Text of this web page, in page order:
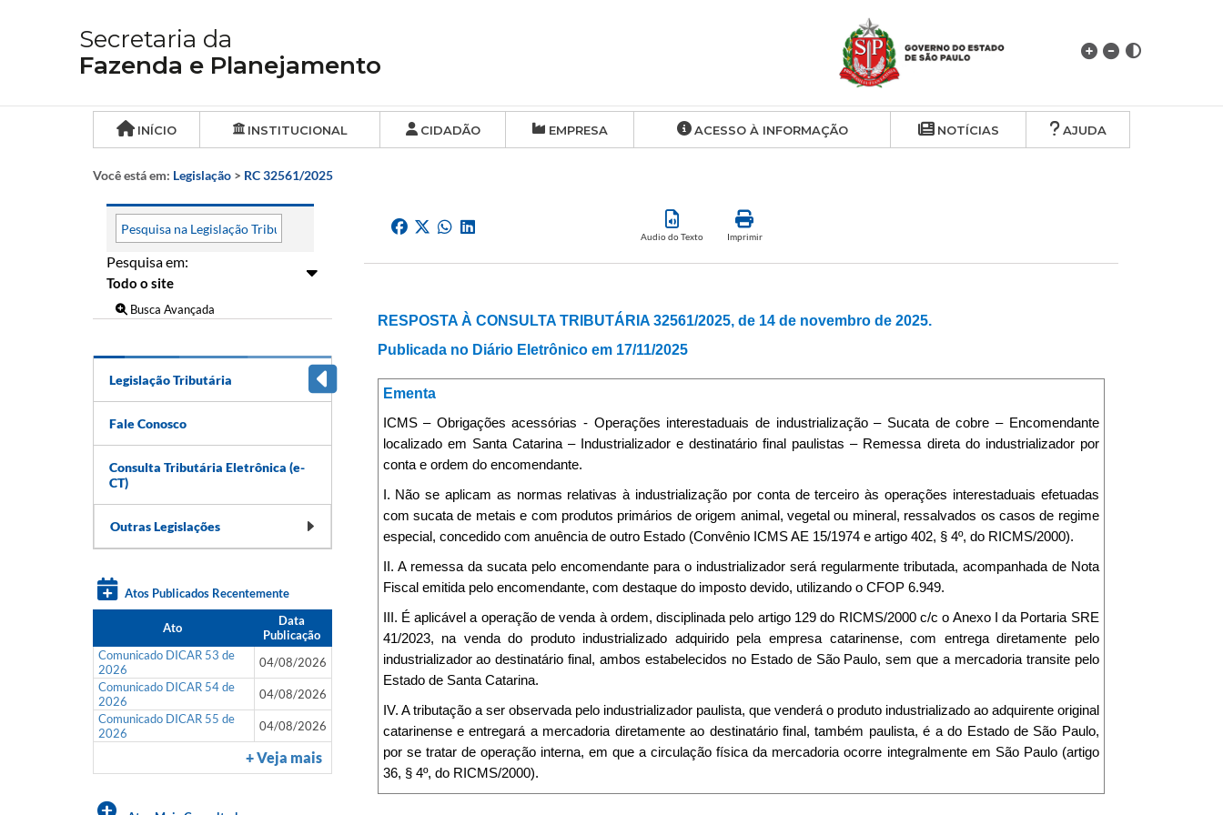
Secretaria da
Fazenda e Planejamento
INÍCIO INSTITUCIONAL CIDADÃO EMPRESA ACESSO À INFORMAÇÃO NOTÍCIAS AJUDA
Você está em: Legislação > RC 32561/2025
Pesquisa em:
Busca Avançada
Legislação Tributária
Fale Conosco
Consulta Tributária Eletrônica (e-
CT)
Outras Legislações
Atos Publicados Recentemente
Ato
Data
Publicação
Comunicado DICAR 53 de
2026
04/08/2026
Comunicado DICAR 54 de
2026
04/08/2026
Comunicado DICAR 55 de
2026
04/08/2026
+ Veja mais
Audio do Texto Imprimir
RESPOSTA À CONSULTA TRIBUTÁRIA 32561/2025, de 14 de novembro de 2025.
Publicada no Diário Eletrônico em 17/11/2025
Ementa
ICMS – Obrigações acessórias - Operações interestaduais de industrialização – Sucata de cobre – Encomendante
localizado em Santa Catarina – Industrializador e destinatário final paulistas – Remessa direta do industrializador por
conta e ordem do encomendante.
I. Não se aplicam as normas relativas à industrialização por conta de terceiro às operações interestaduais efetuadas
com sucata de metais e com produtos primários de origem animal, vegetal ou mineral, ressalvados os casos de regime
especial, concedido com anuência de outro Estado (Convênio ICMS AE 15/1974 e artigo 402, § 4º, do RICMS/2000).
II. A remessa da sucata pelo encomendante para o industrializador será regularmente tributada, acompanhada de Nota
Fiscal emitida pelo encomendante, com destaque do imposto devido, utilizando o CFOP 6.949.
III. É aplicável a operação de venda à ordem, disciplinada pelo artigo 129 do RICMS/2000 c/c o Anexo I da Portaria SRE
41/2023, na venda do produto industrializado adquirido pela empresa catarinense, com entrega diretamente pelo
industrializador ao destinatário final, ambos estabelecidos no Estado de São Paulo, sem que a mercadoria transite pelo
Estado de Santa Catarina.
IV. A tributação a ser observada pelo industrializador paulista, que venderá o produto industrializado ao adquirente original
catarinense e entregará a mercadoria diretamente ao destinatário final, também paulista, é a do Estado de São Paulo,
por se tratar de operação interna, em que a circulação física da mercadoria ocorre integralmente em São Paulo (artigo
36, § 4º, do RICMS/2000).